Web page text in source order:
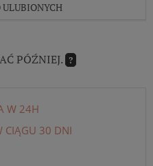
ULUBIONYCH
PÓŹNIEJ. ?
W 24H
CIĄGU 30 DNI